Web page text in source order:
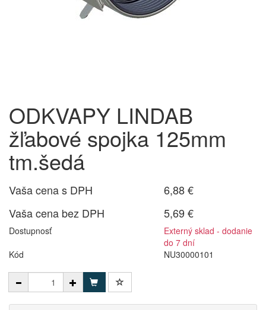
ODKVAPY LINDAB
žľabové spojka 125mm
tm.šedá
Vaša cena s DPH
6,88 €
Vaša cena bez DPH
5,69 €
Dostupnosť
Externý sklad - dodanie
do 7 dní
Kód
NU30000101